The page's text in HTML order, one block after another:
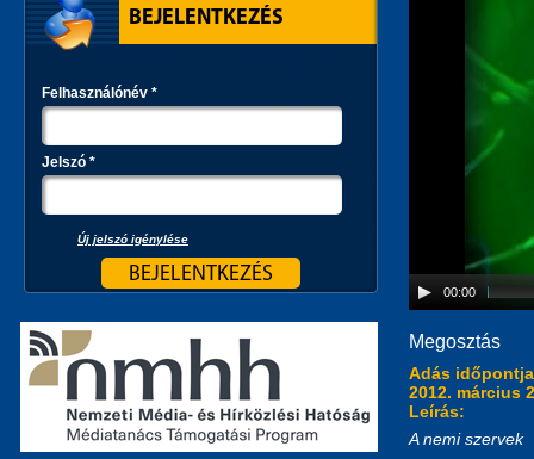
00:00
Megosztás
Adás
2012. március
Leírás:
A nemi szervek
BEJELENTKEZÉS
Felhasználónév *
Jelszó *
Új jelszó igénylése